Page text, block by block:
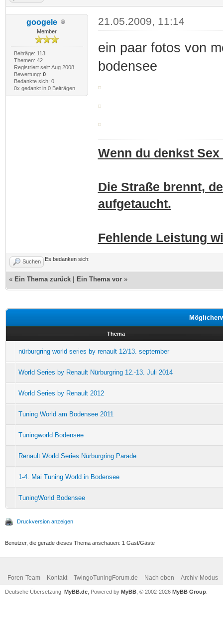
googele
Member
Beiträge: 113
Themen: 42
Registriert seit: Aug 2008
Bewertung: 0
Bedankte sich: 0
0x gedankt in 0 Beiträgen
21.05.2009, 11:14
ein paar fotos von
bodensee
Wenn du denkst
Die Straße brennt,
aufgetaucht.
Fehlende Leistung
Suchen Es bedanken sich:
« Ein Thema zurück Ein Thema vor »
Thema
nürburgring world series by renault 12/13. september
World Series by Renault Nürburgring 12.-13. Juli 2014
World Series by Renault 2012
Tuning World am Bodensee 2011
Tuningworld Bodensee
Renault World Series Nürburgring Parade
1-4. Mai Tuning World in Bodensee
TuningWorld Bodensee
Druckversion anzeigen
Benutzer, die gerade dieses Thema anschauen: 1 Gast/Gäste
Foren-Team Kontakt TwingoTuningForum.de Nach oben Archiv-Modus
Deutsche Übersetzung: MyBB.de , Powered by MyBB , © 2002-2026 MyBB Group